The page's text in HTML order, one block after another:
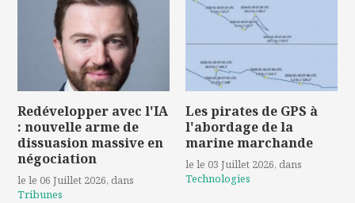
Redévelopper avec l'IA
: nouvelle arme de
dissuasion massive en
négociation
le le 06 Juillet 2026, dans
Tribunes
Les pirates de GPS à
l'abordage de la
marine marchande
le le 03 Juillet 2026, dans
Technologies